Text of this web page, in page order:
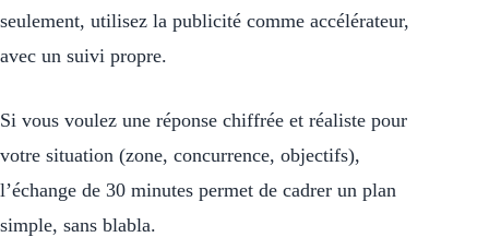
seulement, utilisez la publicité comme accélérateur,
avec un suivi propre.
Si vous voulez une réponse chiffrée et réaliste pour
votre situation (zone, concurrence, objectifs),
l’échange de 30 minutes permet de cadrer un plan
simple, sans blabla.